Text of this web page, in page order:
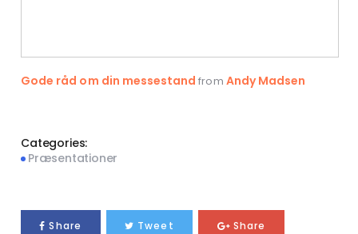
Gode råd om din messestand from Andy Madsen
Categories:
Præsentationer
Share Tweet Share